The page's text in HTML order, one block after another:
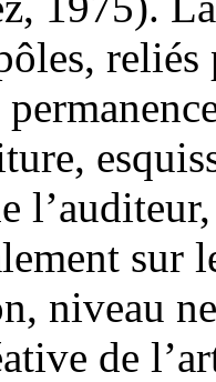
sur
niveau
de